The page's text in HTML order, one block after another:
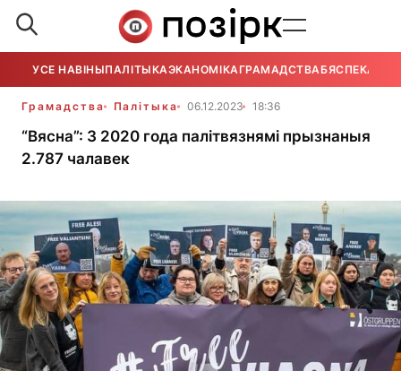
УСЕ НАВІНЫПАЛІТЫКАЭКАНОМІКАГРАМАДСТВАБЯСПЕКА
Грамадства Палітыка 06.12.2023 18:36
“Вясна”: З 2020 года палітвязнямі прызнаныя
2.787 чалавек